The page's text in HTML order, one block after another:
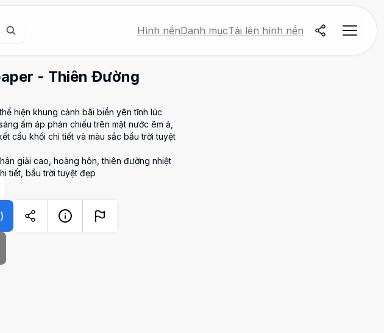
Hình nềnDanh mụcTải lên hình nền
- Thiên Đường
hiện khung cảnh bãi biển yên tĩnh lúc
ấm áp phản chiếu trên mặt nước êm ả,
cấu khối chi tiết và màu sắc bầu trời tuyệt
giải cao, hoàng hôn, thiên đường nhiệt
tiết, bầu trời tuyệt đẹp
)